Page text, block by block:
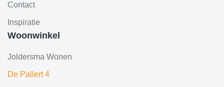
Contact
Inspiratie
Woonwinkel
Joldersma Wonen
De Pallert 4